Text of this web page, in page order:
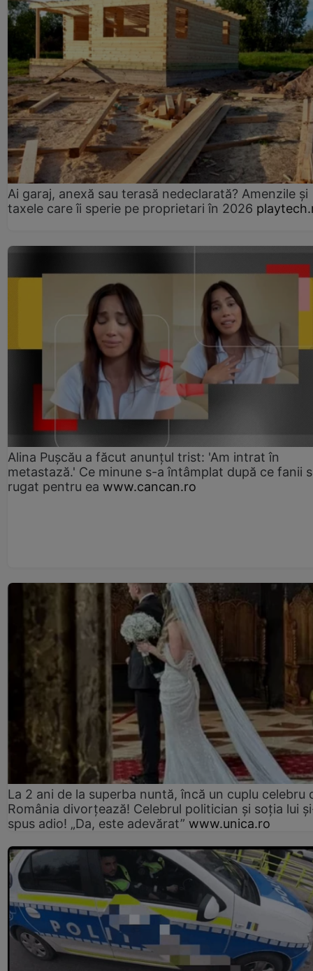
Ai garaj, anexă sau terasă nedeclarată? Amenzile și
taxele care îi sperie pe proprietari în 2026
Alina Pușcău a făcut anunțul trist: 'Am intrat în
metastază.' Ce minune s-a întâmplat după ce fanii
rugat pentru ea www.cancan.ro
La 2 ani de la superba nuntă, încă un cuplu celebru
România divorțează! Celebrul politician și soția lui
spus adio! „Da, este adevărat” www.unica.ro